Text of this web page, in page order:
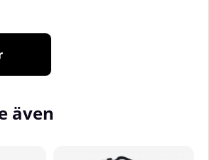
varje dag protein, kolhydrater
energigivarna så använder den
zink som är ett livsnödvändigt
i kosten i varierande mängder
även